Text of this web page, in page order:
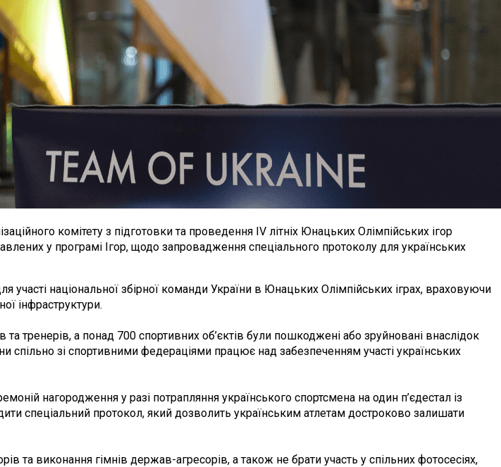
комітету з підготовки та проведення IV літніх Юнацьких Олімпійських ігор
у програмі Ігор, щодо запровадження спеціального протоколу для українських
національної збірної команди України в Юнацьких Олімпійських іграх, враховуючи
інфраструктури.
тренерів, а понад 700 спортивних об’єктів були пошкоджені або зруйновані внаслідок
спільно зі спортивними федераціями працює над забезпеченням участі українських
нагородження у разі потрапляння українського спортсмена на один п’єдестал із
спеціальний протокол, який дозволить українським атлетам достроково залишати
та виконання гімнів держав-агресорів, а також не брати участь у спільних фотосесіях,